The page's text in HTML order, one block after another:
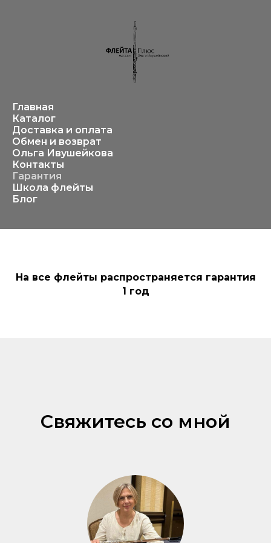
Главная
Каталог
Доставка и оплата
Обмен и возврат
Ольга Ивушейкова
Контакты
Гарантия
Школа флейты
Блог
На все флейты распространяется гарантия
1 год
Свяжитесь со мной